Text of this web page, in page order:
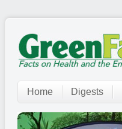
Home Digests